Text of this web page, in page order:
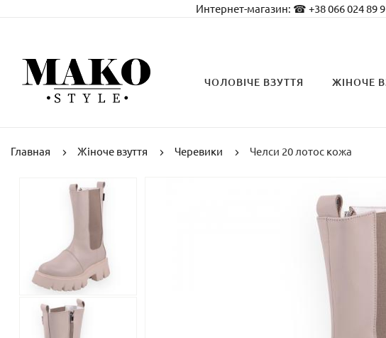
Интернет-магазин: ☎ +38 066 024 89
ЧОЛОВІЧЕ ВЗУТТЯ ЖІНОЧЕ
Главная Жіноче взуття Черевики Челси 20 лотос кожа